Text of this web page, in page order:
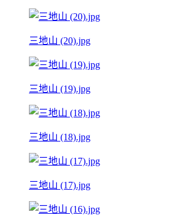
三地山 (20).jpg
三地山 (19).jpg
三地山 (18).jpg
三地山 (17).jpg